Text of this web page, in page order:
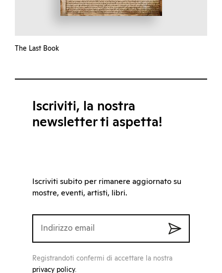
The Last Book
Iscriviti, la nostra
newsletter ti aspetta!
Iscriviti subito per rimanere aggiornato su
mostre, eventi, artisti, libri.
Registrandoti confermi di accettare la nostra
privacy policy.